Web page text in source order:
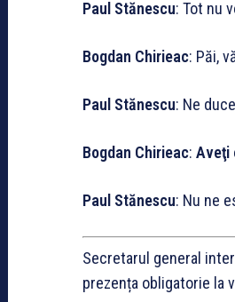
Paul Stănescu: Tot nu
Bogdan Chirieac: Păi,
Paul Stănescu: Ne
Bogdan Chirieac: Aveţi
Paul Stănescu: Nu ne
Secretarul general
prezența obligatorie la